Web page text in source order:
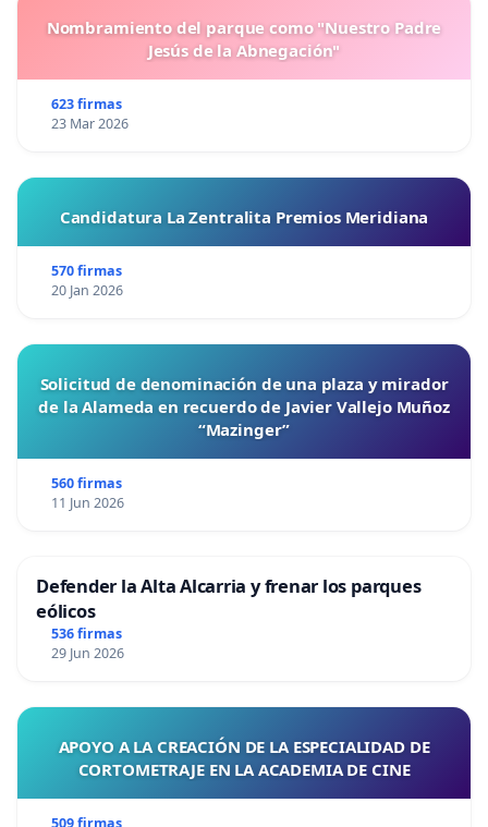
Nombramiento del parque como "Nuestro Padre
Jesús de la Abnegación"
623 firmas
23 Mar 2026
Candidatura La Zentralita Premios Meridiana
570 firmas
20 Jan 2026
Solicitud de denominación de una plaza y mirador
de la Alameda en recuerdo de Javier Vallejo Muñoz
“Mazinger”
560 firmas
11 Jun 2026
Defender la Alta Alcarria y frenar los parques
eólicos
536 firmas
29 Jun 2026
APOYO A LA CREACIÓN DE LA ESPECIALIDAD DE
CORTOMETRAJE EN LA ACADEMIA DE CINE